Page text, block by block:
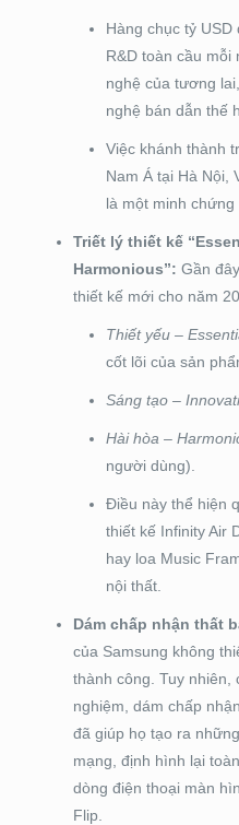
Hàng chục tỷ
R&D toàn cầu mỗi
nghệ của tương
nghệ bán dẫn thế
Việc khánh thành
Nam Á tại Hà Nội,
là một minh chứng
Triết lý thiết kế
Harmonious”: Gần
thiết kế mới cho năm
Thiết yếu –
cốt lõi của sản
Sáng tạo –
Hài hòa –
người dùng).
Điều này thể hiện
thiết kế Infinity Air
hay loa Music
nội thất.
Dám chấp nhận thất
của Samsung không
thành công. Tuy
nghiệm, dám chấp
đã giúp họ tạo ra
mạng, định hình lại
dòng điện thoại màn
Flip.